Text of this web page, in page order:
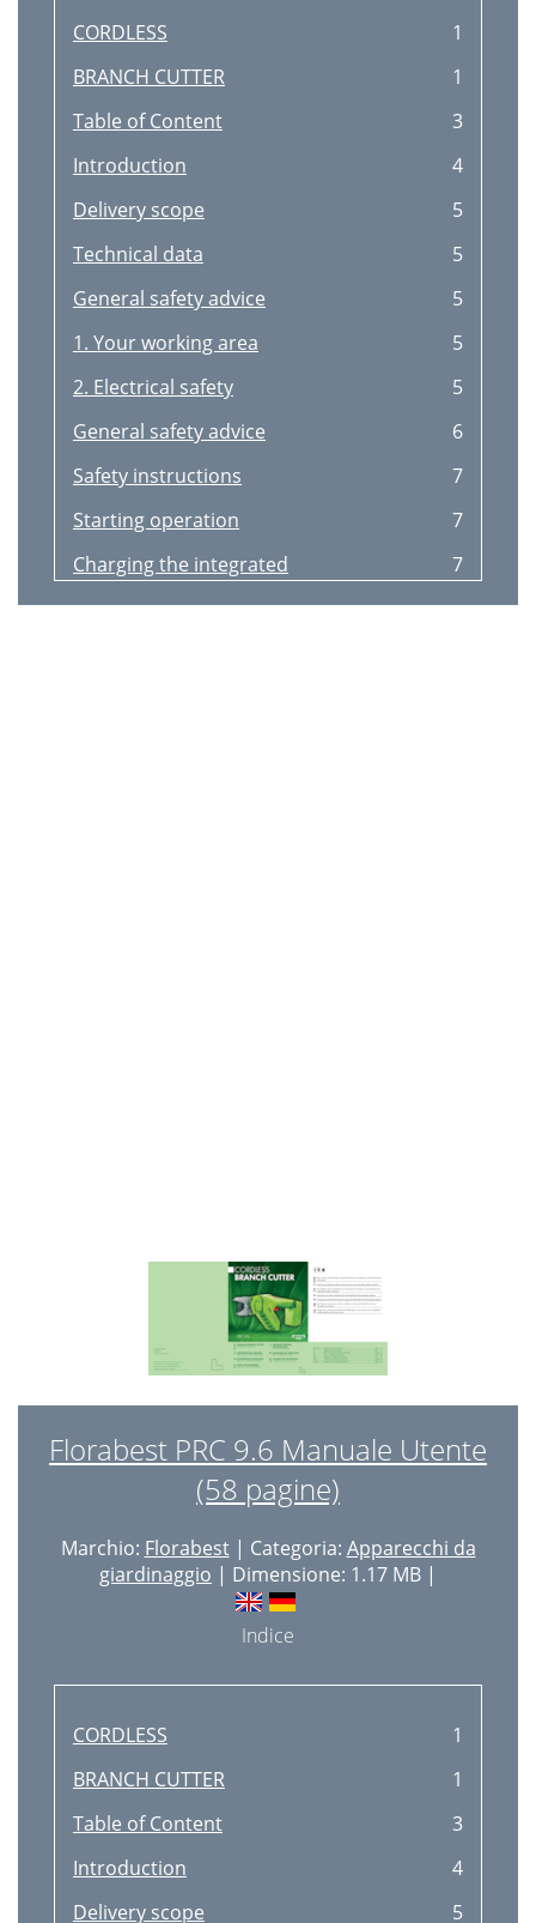
CORDLESS
1
BRANCH CUTTER
1
Table of Content
3
Introduction
4
Delivery scope
5
Technical data
5
General safety advice
5
1. Your working area
5
2. Electrical safety
5
General safety advice
6
Safety instructions
7
Starting operation
7
Charging the integrated
7
 Operation
8
Florabest PRC 9.6 Manuale Utente
(58 pagine)
Marchio: Florabest| Categoria: Apparecchi da
giardinaggio | Dimensione: 1.17 MB |
Indice
CORDLESS
1
BRANCH CUTTER
1
Table of Content
3
Introduction
4
Delivery scope
5